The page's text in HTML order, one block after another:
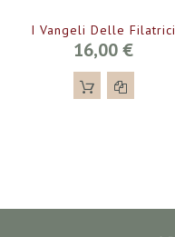
I Vangeli Delle Filatrici
16,00 €